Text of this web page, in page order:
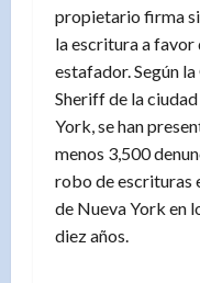
propietario firma
la escritura a favor
estafador. Según
Sheriff de la
York, se han
menos 3,500
robo de escrituras
de Nueva York en
diez años.